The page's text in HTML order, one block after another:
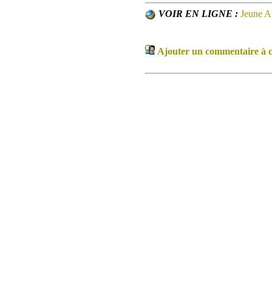
VOIR EN LIGNE : Jeune
Ajouter un commentaire à